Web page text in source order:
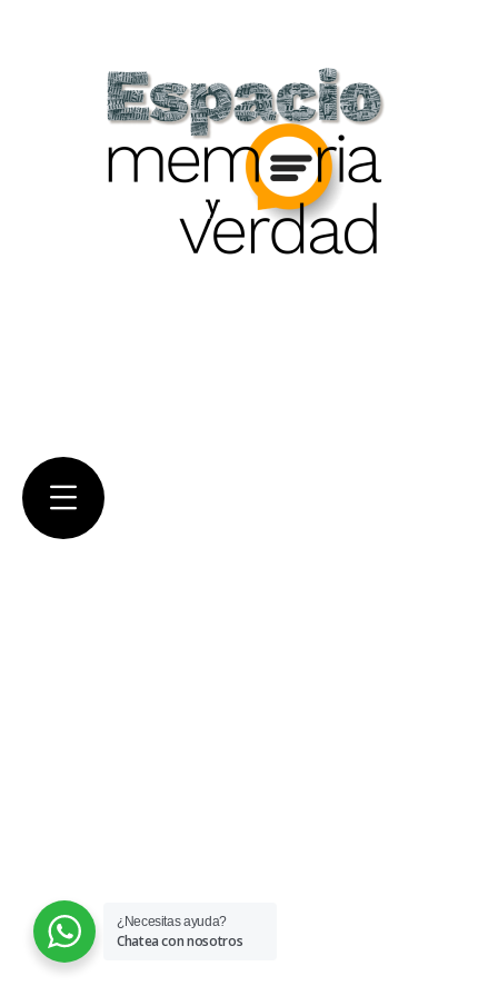
¿Necesitas ayuda?
Chatea con nosotros